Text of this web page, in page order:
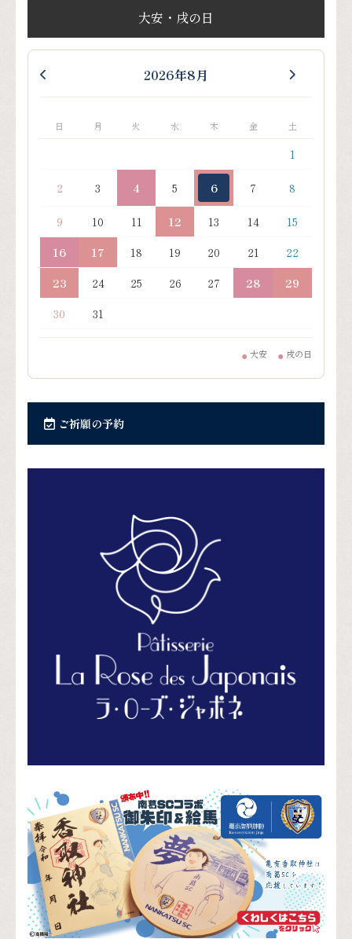
大安・戌の日
2026年8月
日 月 火 水 木 金 土
1
2 3 4 5 6 7 8
9 10 11 12 13 14
15
16
17 18 19 20 21
22
23
24 25 26 27 28
29
30
31
● 大安 ● 戌の日
ご祈願の予約